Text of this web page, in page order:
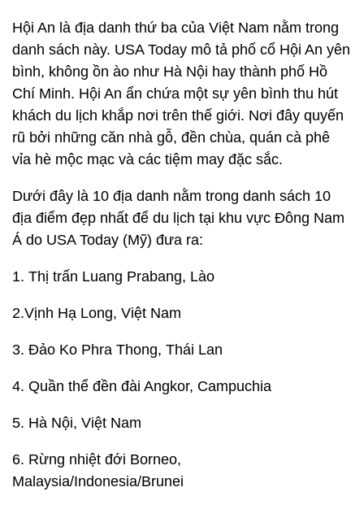
Hội An là địa danh thứ ba của Việt Nam nằm trong
danh sách này. USA Today mô tả phố cổ Hội An yên
bình, không ồn ào như Hà Nội hay thành phố Hồ
Chí Minh. Hội An ẩn chứa một sự yên bình thu hút
khách du lịch khắp nơi trên thế giới. Nơi đây quyến
rũ bởi những căn nhà gỗ, đền chùa, quán cà phê
vỉa hè mộc mạc và các tiệm may đặc sắc.
Dưới đây là 10 địa danh nằm trong danh sách 10
địa điểm đẹp nhất để du lịch tại khu vực Đông Nam
Á do USA Today (Mỹ) đưa ra:
1. Thị trấn Luang Prabang, Lào
2.Vịnh Hạ Long, Việt Nam
3. Đảo Ko Phra Thong, Thái Lan
4. Quần thể đền đài Angkor, Campuchia
5. Hà Nội, Việt Nam
6. Rừng nhiệt đới Borneo,
Malaysia/Indonesia/Brunei